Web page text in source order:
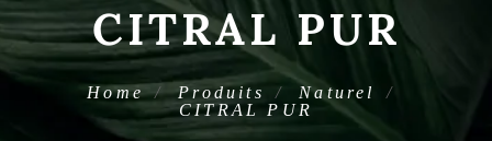
CITRAL PUR
Home Produits
Naturel
CITRAL PUR